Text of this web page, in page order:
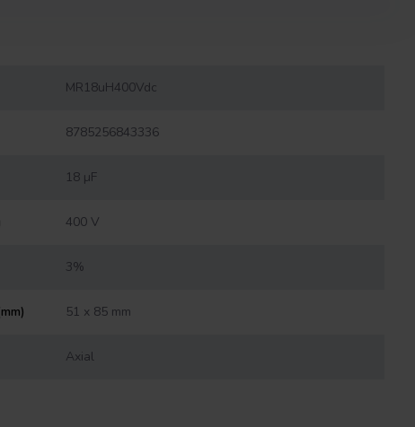
MR18uH400Vdc
8785256843336
18 µF
400 V
3%
51 x 85 mm
Axial